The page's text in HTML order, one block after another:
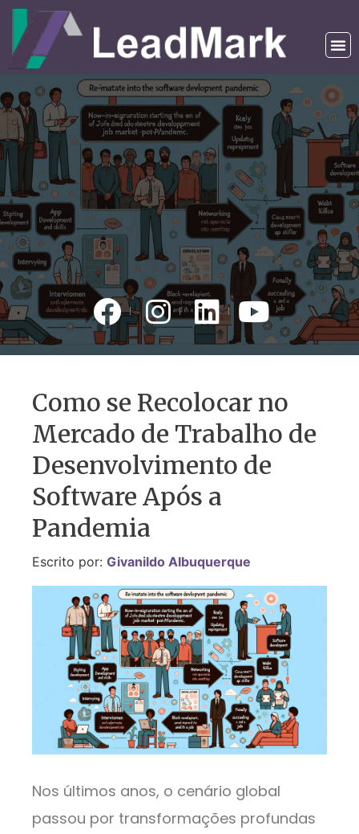
Como se Recolocar no
Mercado de Trabalho de
Desenvolvimento de
Software Após a
Pandemia
Escrito por: Givanildo Albuquerque
Nos últimos anos, o cenário global
passou por transformações profundas